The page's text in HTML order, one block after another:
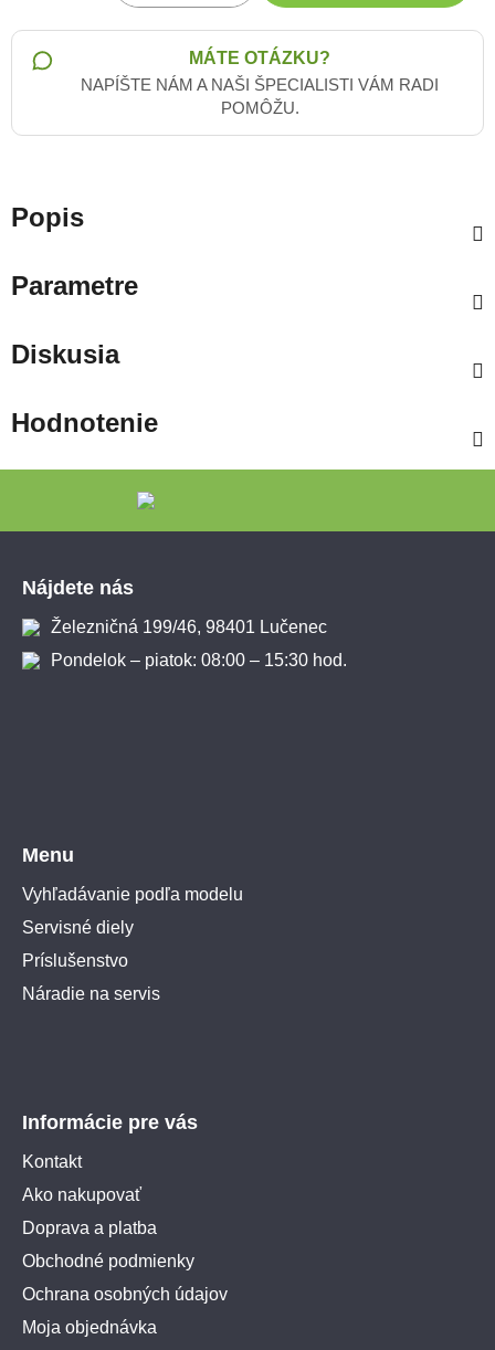
Jednotková cena:
MÁTE OTÁZKU?
NAPÍŠTE NÁM A NAŠI ŠPECIALISTI VÁM RADI
POMÔŽU.
Popis
Parametre
Diskusia
Hodnotenie
Nájdete nás
Železničná 199/46, 98401 Lučenec
Pondelok – piatok: 08:00 – 15:30 hod.
Menu
Vyhľadávanie podľa modelu
Servisné diely
Príslušenstvo
Náradie na servis
Informácie pre vás
Kontakt
Ako nakupovať
Doprava a platba
Obchodné podmienky
Ochrana osobných údajov
Moja objednávka